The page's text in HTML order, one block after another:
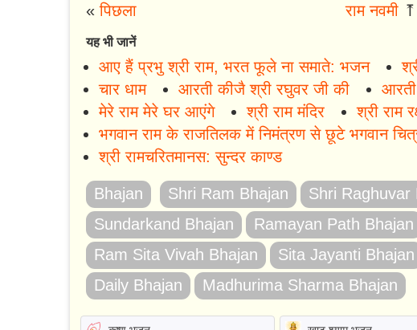
«पिछला राम नवमी ⤒
यह भी जानें
आए हैं प्रभु श्री राम, भरत फूले ना समाते: भजन
चार धाम
आरती कीजै श्री रघुवर जी की
मेरे राम मेरे घर आएंगे
श्री राम मंदिर
श्री राम
भगवान राम के राजतिलक में निमंत्रण से छूटे भगवान
श्री रामचरितमानस: सुन्दर काण्ड
Bhajan Shri Ram Bhajan Shri Raghuvar
Sundarkand Bhajan
Ramayan Path Bhajan
Ram Sita Vivah Bhajan
Sita Jayanti Bhajan
Daily Bhajan
Madhurima Sharma Bhajan